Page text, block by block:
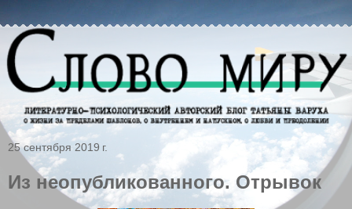
25 сентября 2019 г.
Из неопубликованного. Отрывок